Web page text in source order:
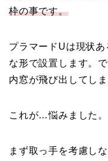
枠の事です。
プラマードUは現状
な形で設置します。
内窓が飛び出してし
これが…悩みました。
まず取っ手を考慮し